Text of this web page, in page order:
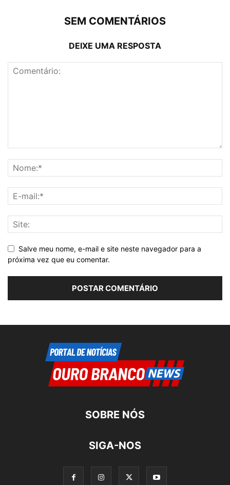
SEM COMENTÁRIOS
DEIXE UMA RESPOSTA
Salve meu nome, e-mail e site neste navegador para a
próxima vez que eu comentar.
SOBRE NÓS
SIGA-NOS